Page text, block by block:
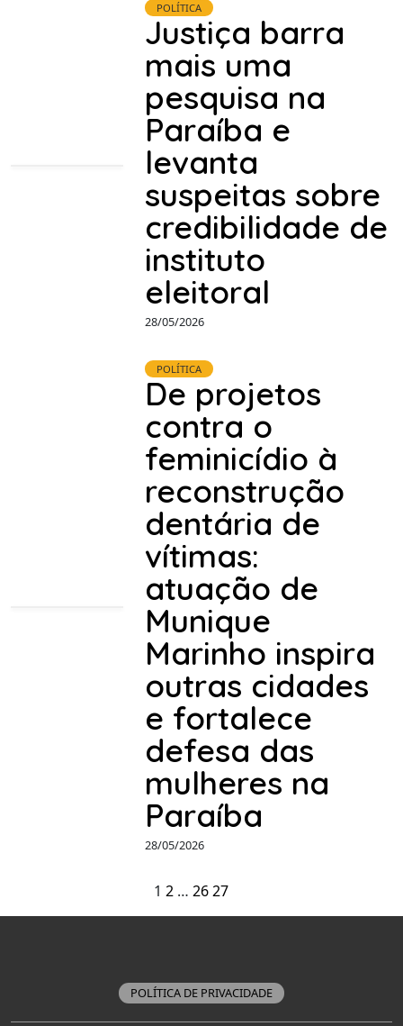
POLÍTICA
Justiça barra
mais uma
pesquisa na
Paraíba e
levanta
suspeitas sobre
credibilidade de
instituto
eleitoral
28/05/2026
POLÍTICA
De projetos
contra o
feminicídio à
reconstrução
dentária de
vítimas:
atuação de
Munique
Marinho inspira
outras cidades
e fortalece
defesa das
mulheres na
Paraíba
28/05/2026
1 2 … 26 27
POLÍTICA DE PRIVACIDADE